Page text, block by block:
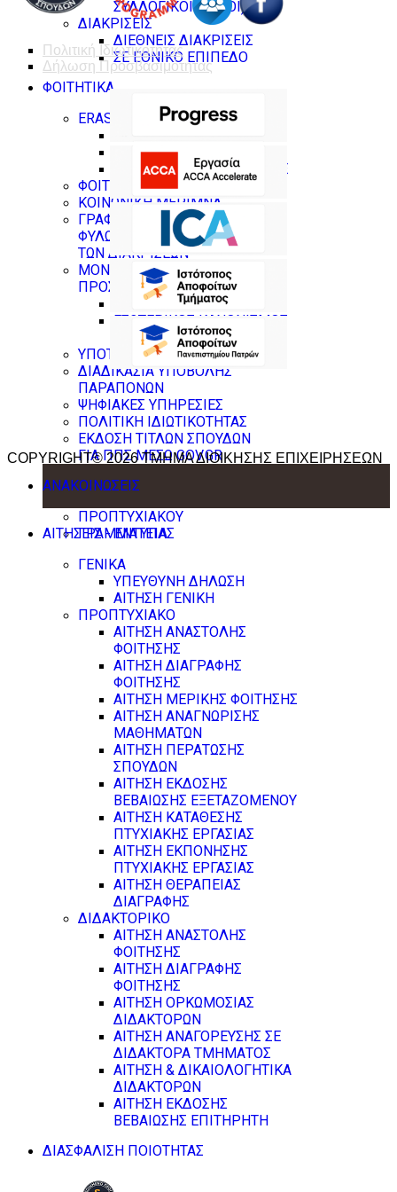
ΣΥΛΛΟΓΙΚΟΙ ΤΟΜΟΙ)
ΔΙΑΚΡΙΣΕΙΣ
ΔΙΕΘΝΕΙΣ ΔΙΑΚΡΙΣΕΙΣ
ΣΕ ΕΘΝΙΚΟ ΕΠΙΠΕΔΟ
ΦΟΙΤΗΤΙΚΑ
ERASMUS STUDENTS
WEEKLY TIMETABLE
EXAMINATIONS SCHEDULE
ΦΟΙΤΗΤΙΚΗ ΜΕΡΙΜΝΑ
ΚΟΙΝΩΝΙΚΗ ΜΕΡΙΜΝΑ
ΓΡΑΦΕΙΟ ΙΣΟΤΗΤΑΣ ΤΩΝ
ΦΥΛΩΝ & ΚΑΤΑΠΟΛΕΜΗΣΗΣ
ΤΩΝ ΔΙΑΚΡΙΣΕΩΝ
ΜΟΝΑΔΑ ΙΣΟΤΙΜΗΣ
ΠΡΟΣΒΑΣΗΣ
ΙΣΤΟΤΟΠΟΣ
ΕΣΩΤΕΡΙΚΟΣ ΚΑΝΟΝΙΣΜΟΣ
ΛΕΙΤΟΥΡΓΙΑΣ
ΥΠΟΤΡΟΦΙΕΣ
ΔΙΑΔΙΚΑΣΙΑ ΥΠΟΒΟΛΗΣ
ΠΑΡΑΠΟΝΩΝ
ΨΗΦΙΑΚΕΣ ΥΠΗΡΕΣΙΕΣ
ΠΟΛΙΤΙΚΗ ΙΔΙΩΤΙΚΟΤΗΤΑΣ
ΕΚΔΟΣΗ ΤΙΤΛΩΝ ΣΠΟΥΔΩΝ
ΓΙΑ ΠΠΣ ΜΕΣΩ GOV.GR
ΑΝΑΚΟΙΝΩΣΕΙΣ
ΠΡΟΠΤΥΧΙΑΚΟΥ
ΓΡΑΜΜΑΤΕΙΑΣ
ΑΙΤΗΣΕΙΣ - ΕΝΤΥΠΑ
ΓΕΝΙΚΑ
ΥΠΕΥΘΥΝΗ ΔΗΛΩΣΗ
ΑΙΤΗΣΗ ΓΕΝΙΚΗ
ΠΡΟΠΤΥΧΙΑΚΟ
ΑΙΤΗΣΗ ΑΝΑΣΤΟΛΗΣ
ΦΟΙΤΗΣΗΣ
ΑΙΤΗΣΗ ΔΙΑΓΡΑΦΗΣ
ΦΟΙΤΗΣΗΣ
ΑΙΤΗΣΗ ΜΕΡΙΚΗΣ ΦΟΙΤΗΣΗΣ
ΑΙΤΗΣΗ ΑΝΑΓΝΩΡΙΣΗΣ
ΜΑΘΗΜΑΤΩΝ
ΑΙΤΗΣΗ ΠΕΡΑΤΩΣΗΣ
ΣΠΟΥΔΩΝ
ΑΙΤΗΣΗ ΕΚΔΟΣΗΣ
ΒΕΒΑΙΩΣΗΣ ΕΞΕΤΑΖΟΜΕΝΟΥ
ΑΙΤΗΣΗ ΚΑΤΑΘΕΣΗΣ
ΠΤΥΧΙΑΚΗΣ ΕΡΓΑΣΙΑΣ
ΑΙΤΗΣΗ ΕΚΠΟΝΗΣΗΣ
ΠΤΥΧΙΑΚΗΣ ΕΡΓΑΣΙΑΣ
ΑΙΤΗΣΗ ΘΕΡΑΠΕΙΑΣ
ΔΙΑΓΡΑΦΗΣ
ΔΙΔΑΚΤΟΡΙΚΟ
ΑΙΤΗΣΗ ΑΝΑΣΤΟΛΗΣ
ΦΟΙΤΗΣΗΣ
ΑΙΤΗΣΗ ΔΙΑΓΡΑΦΗΣ
ΦΟΙΤΗΣΗΣ
ΑΙΤΗΣΗ ΟΡΚΩΜΟΣΙΑΣ
ΔΙΔΑΚΤΟΡΩΝ
ΑΙΤΗΣΗ ΑΝΑΓΟΡΕΥΣΗΣ ΣΕ
ΔΙΔΑΚΤΟΡΑ ΤΜΗΜΑΤΟΣ
ΑΙΤΗΣΗ & ΔΙΚΑΙΟΛΟΓΗΤΙΚΑ
ΔΙΔΑΚΤΟΡΩΝ
ΑΙΤΗΣΗ ΕΚΔΟΣΗΣ
ΒΕΒΑΙΩΣΗΣ ΕΠΙΤΗΡΗΤΗ
ΔΙΑΣΦΑΛΙΣΗ ΠΟΙΟΤΗΤΑΣ
Πολιτική Ιδιωτικοτητας
Δήλωση Προσβασιμότητας
COPYRIGHT© 2026 ΤΜΗΜΑ ΔΙΟΙΚΗΣΗΣ ΕΠΙΧΕΙΡΗΣΕΩΝ